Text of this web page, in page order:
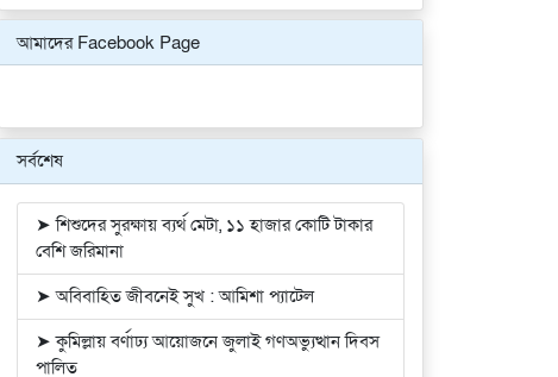
আমাদের Facebook Page
সর্বশেষ
➤ শিশুদের সুরক্ষায় ব্যর্থ মেটা, ১১ হাজার কোটি টাকার
বেশি জরিমানা
➤ অবিবাহিত জীবনেই সুখ : আমিশা প্যাটেল
➤ কুমিল্লায় বর্ণাঢ্য আয়োজনে জুলাই গণঅভ্যুত্থান দিবস
পালিত